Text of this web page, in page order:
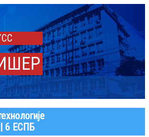
6 ЕСПБ